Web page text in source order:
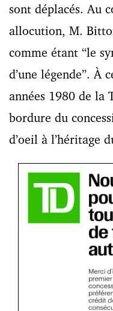
sont déplacés. Au
allocution, M.
comme étant “le
d’une légende”. À
années 1980 de la
bordure du
d’oeil à l’héritage